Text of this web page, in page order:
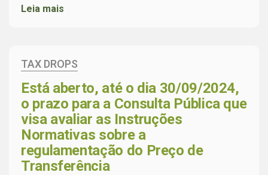
Leia mais
TAX DROPS
Está aberto, até o dia 30/09/2024,
o prazo para a Consulta Pública que
visa avaliar as Instruções
Normativas sobre a
regulamentação do Preço de
Transferência